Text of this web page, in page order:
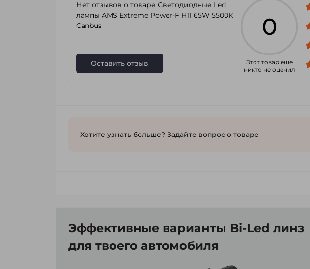
Нет отзывов о товаре Светодиодные Led
лампы AMS Extreme Power-F H11 65W 5500K
Canbus
Оставить отзыв
0
Этот товар еще
никто не оценил
Хотите узнать больше? Задайте вопрос о товаре
Эффективные варианты Bi-Led линз
для твоего автомобиля